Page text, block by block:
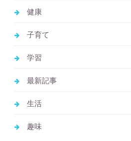
健康
子育て
学習
最新記事
生活
趣味